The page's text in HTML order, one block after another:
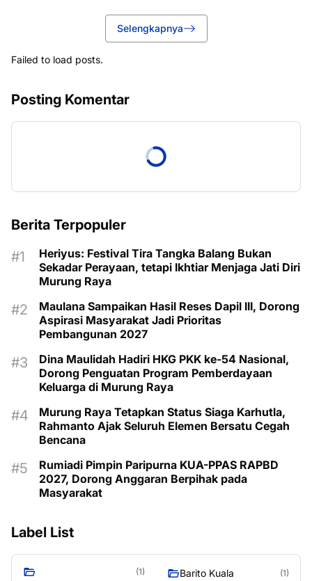
Selengkapnya
Failed to load posts.
Posting Komentar
Berita Terpopuler
Heriyus: Festival Tira Tangka Balang Bukan
Sekadar Perayaan, tetapi Ikhtiar Menjaga Jati Diri
Murung Raya
Maulana Sampaikan Hasil Reses Dapil III, Dorong
Aspirasi Masyarakat Jadi Prioritas
Pembangunan 2027
Dina Maulidah Hadiri HKG PKK ke-54 Nasional,
Dorong Penguatan Program Pemberdayaan
Keluarga di Murung Raya
Murung Raya Tetapkan Status Siaga Karhutla,
Rahmanto Ajak Seluruh Elemen Bersatu Cegah
Bencana
Rumiadi Pimpin Paripurna KUA-PPAS RAPBD
2027, Dorong Anggaran Berpihak pada
Masyarakat
Label List
(1) Barito Kuala (1)